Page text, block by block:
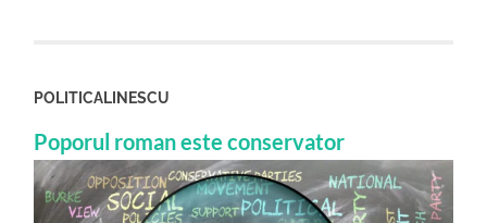
POLITICALINESCU
Poporul roman este conservator